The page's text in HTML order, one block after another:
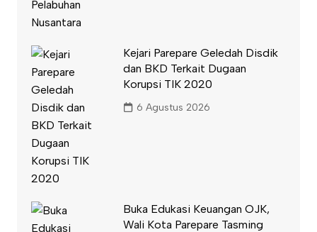
Kejari Parepare Geledah Disdik
dan BKD Terkait Dugaan
Korupsi TIK 2020
6 Agustus 2026
Buka Edukasi Keuangan OJK,
Wali Kota Parepare Tasming